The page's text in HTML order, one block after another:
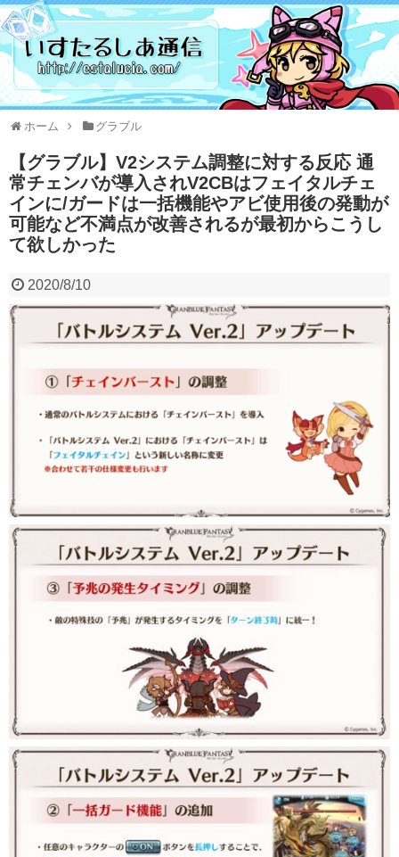
ホーム グラブル
【グラブル】V2システム調整に対する反応 通
常チェンバが導入されV2CBはフェイタルチェ
インに/ガードは一括機能やアビ使用後の発動が
可能など不満点が改善されるが最初からこうし
て欲しかった
2020/8/10